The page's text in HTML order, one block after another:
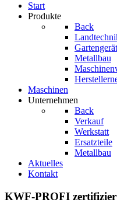
Start
Produkte
Back
Metallbau
Maschinen
Unternehmen
Back
Verkauf
Werkstatt
Ersatzteile
Metallbau
Aktuelles
Kontakt
KWF-PROFI